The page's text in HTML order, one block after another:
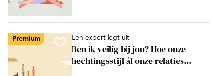
Premium Een expert legt uit
Ben ik veilig bij jou? Hoe onze
hechtingsstijl ál onze relaties...